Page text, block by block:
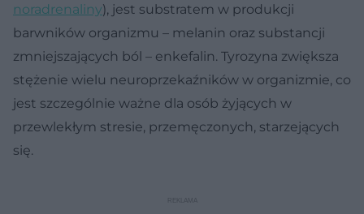
noradrenaliny), jest substratem w produkcji
barwników organizmu – melanin oraz substancji
zmniejszających ból – enkefalin. Tyrozyna zwiększa
stężenie wielu neuroprzekaźników w organizmie, co
jest szczególnie ważne dla osób żyjących w
przewlekłym stresie, przemęczonych, starzejących
się.